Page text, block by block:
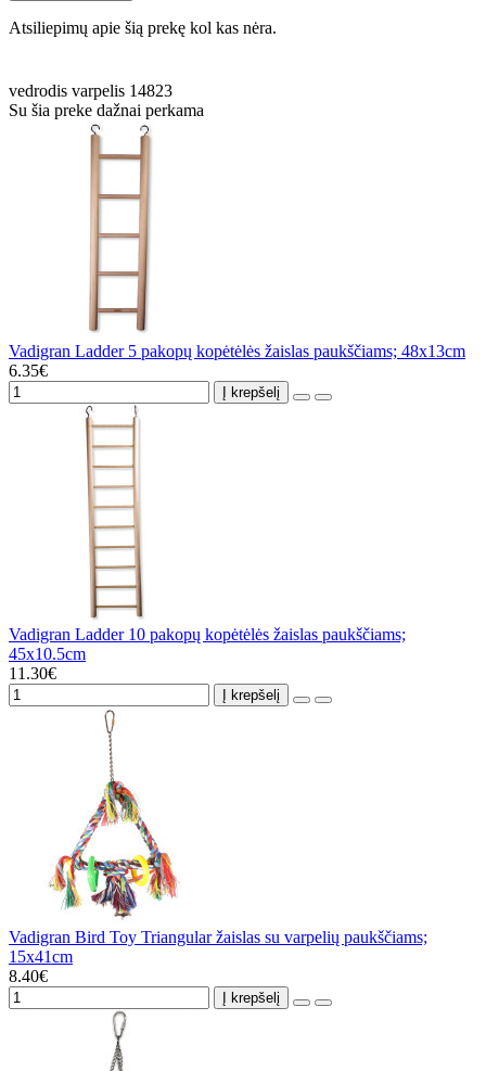
Atsiliepimų apie šią prekę kol kas nėra.
vedrodis varpelis 14823
Su šia preke dažnai perkama
Vadigran Ladder 5 pakopų kopėtėlės žaislas paukščiams; 48x13cm
6.35€
Į krepšelį
Vadigran Ladder 10 pakopų kopėtėlės žaislas paukščiams;
45x10.5cm
11.30€
Į krepšelį
Vadigran Bird Toy Triangular žaislas su varpelių paukščiams;
15x41cm
8.40€
Į krepšelį